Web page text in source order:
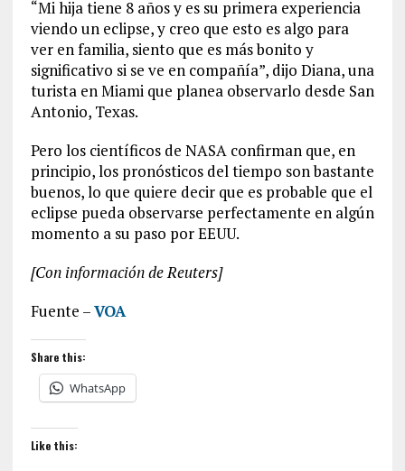
“Mi hija tiene 8 años y es su primera experiencia
viendo un eclipse, y creo que esto es algo para
ver en familia, siento que es más bonito y
significativo si se ve en compañía”, dijo Diana, una
turista en Miami que planea observarlo desde San
Antonio, Texas.
Pero los científicos de NASA confirman que, en
principio, los pronósticos del tiempo son bastante
buenos, lo que quiere decir que es probable que el
eclipse pueda observarse perfectamente en algún
momento a su paso por EEUU.
[Con información de Reuters]
Fuente –VOA
Share this:
WhatsApp
Like this: